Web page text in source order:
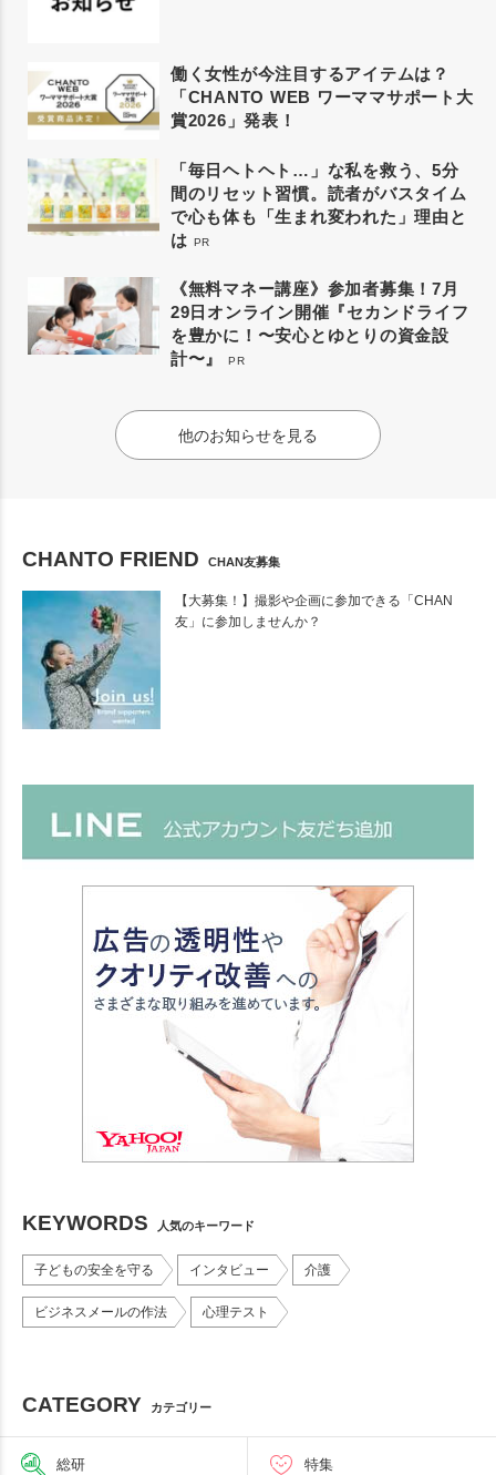
働く女性が今注目するアイテムは？
「CHANTO WEB ワーママサポート大
賞2026」発表！
「毎日ヘトヘト…」な私を救う、5分
間のリセット習慣。読者がバスタイム
で心も体も「生まれ変われた」理由と
は PR
《無料マネー講座》参加者募集！7月
29日オンライン開催『セカンドライフ
を豊かに！〜安心とゆとりの資金設
計〜』
PR
他のお知らせを見る
CHANTO FRIEND CHAN友募集
【大募集！】撮影や企画に参加できる「CHAN
友」に参加しませんか？
KEYWORDS 人気のキーワード
子どもの安全を守る インタビュー 介護
ビジネスメールの作法 心理テスト
CATEGORY カテゴリー
総研 特集